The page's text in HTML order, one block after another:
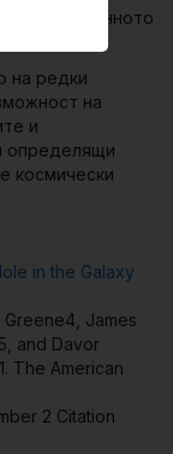
на редки
на
и
определящи
космически
in the Galaxy
Greene4, James
and Davor
The American
2 Citation